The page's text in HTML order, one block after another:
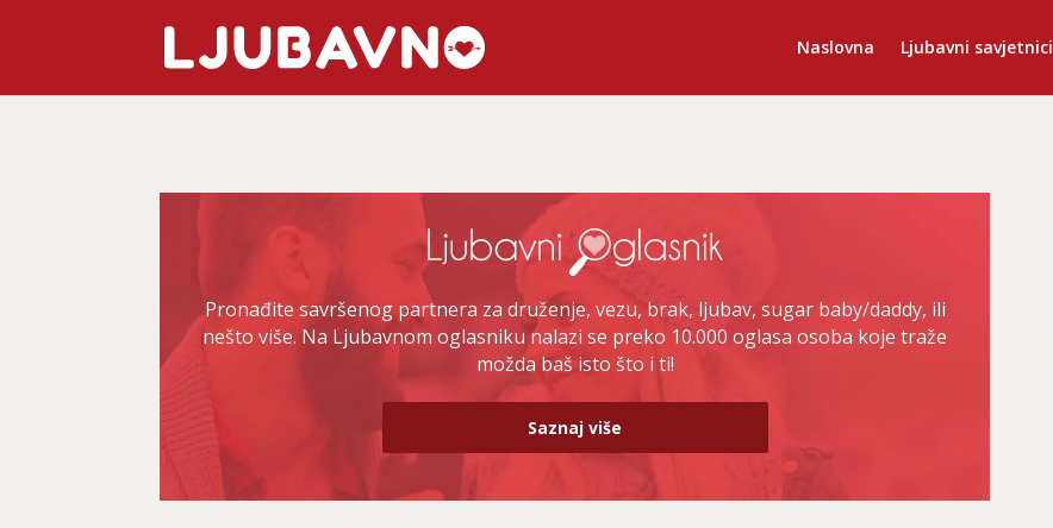
Naslovna Ljubavni savjetnici
Pronađite savršenog partnera za druženje, vezu, brak, ljubav, sugar baby/daddy, ili
nešto više. Na Ljubavnom oglasniku nalazi se preko 10.000 oglasa osoba koje traže
možda baš isto što i ti!
Saznaj više